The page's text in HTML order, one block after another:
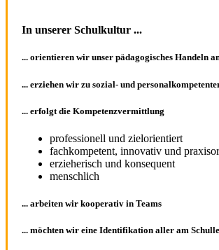
In unserer Schulkultur ...
... orientieren wir unser pädagogisches Handeln
... erziehen wir zu sozial- und
... erfolgt die Kompetenzvermittlung
professionell und zielorientiert
fachkompetent, innovativ und
erzieherisch und konsequent
menschlich
... arbeiten wir kooperativ in Teams
... möchten wir eine Identifikation aller am